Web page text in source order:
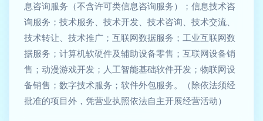
息咨询服务（不含许可类信息咨询服务）；信息技术咨
询服务；技术服务、技术开发、技术咨询、技术交流、
技术转让、技术推广；互联网数据服务；工业互联网数
据服务；计算机软硬件及辅助设备零售；互联网设备销
售；动漫游戏开发；人工智能基础软件开发；物联网设
备销售；数字技术服务；软件外包服务。（除依法须经
批准的项目外，凭营业执照依法自主开展经营活动）